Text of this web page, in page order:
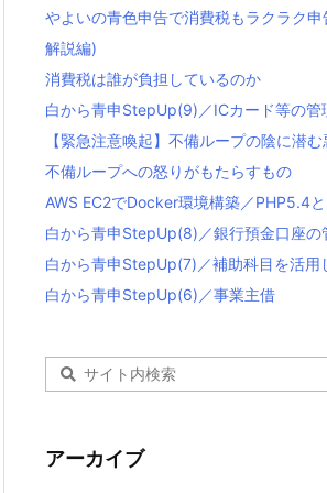
やよいの青色申告で消費税もラクラク
解説編)
消費税は誰が負担しているのか
白から青申StepUp(9)／ICカード等の管
【緊急注意喚起】不備ループの陰に潜
不備ループへの怒りがもたらすもの
AWS EC2でDocker環境構築／PHP5.4
白から青申StepUp(8)／銀行預金口座の
白から青申StepUp(7)／補助科目を活用
白から青申StepUp(6)／事業主借
アーカイブ